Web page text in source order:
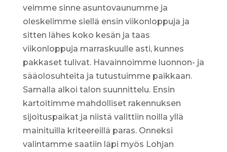
veimme sinne asuntovaunumme ja
oleskelimme siellä ensin viikonloppuja ja
sitten lähes koko kesän ja taas
viikonloppuja marraskuulle asti, kunnes
pakkaset tulivat. Havainnoimme luonnon- ja
sääolosuhteita ja tutustuimme paikkaan.
Samalla alkoi talon suunnittelu. Ensin
kartoitimme mahdolliset rakennuksen
sijoituspaikat ja niistä valittiin noilla yllä
mainituilla kriteereillä paras. Onneksi
valintamme saatiin läpi myös Lohjan